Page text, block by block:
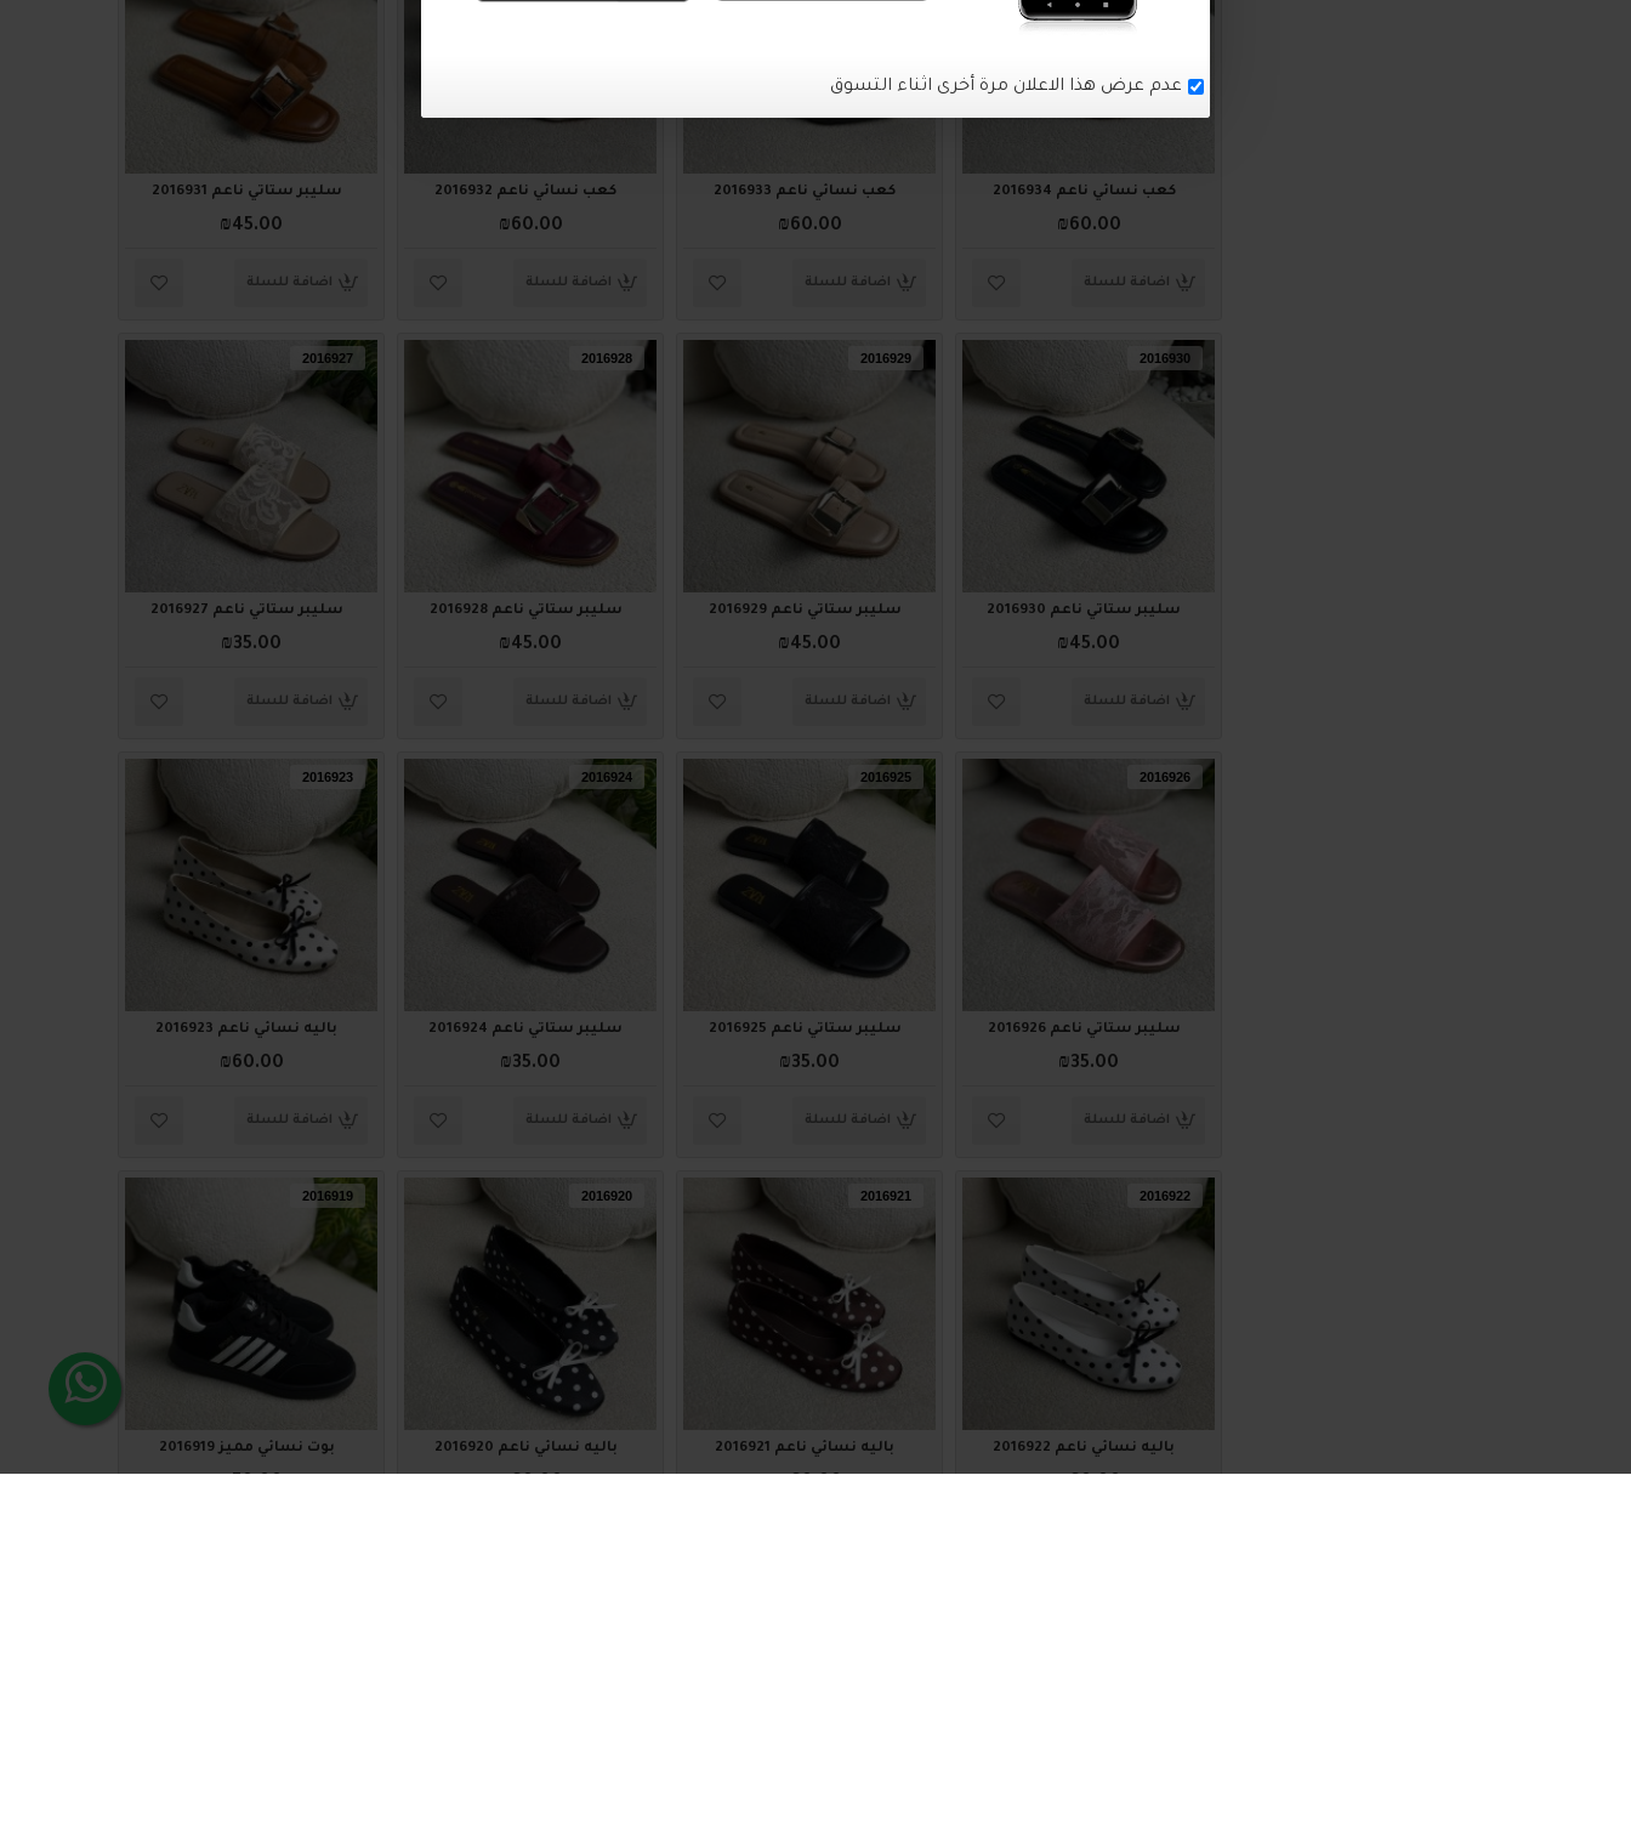
كعب نسائي ناعم 2016934
₪60.00
اضافة للسلة
كعب نسائي ناعم 2016933
₪60.00
اضافة للسلة
كعب نسائي ناعم 2016932
₪60.00
اضافة للسلة
سليبر ستاتي ناعم 2016931
₪45.00
اضافة للسلة
2016930
سليبر ستاتي ناعم 2016930
₪45.00
اضافة للسلة
2016929
سليبر ستاتي ناعم 2016929
₪45.00
اضافة للسلة
2016928
سليبر ستاتي ناعم 2016928
₪45.00
اضافة للسلة
2016927
سليبر ستاتي ناعم 2016927
₪35.00
اضافة للسلة
2016926
سليبر ستاتي ناعم 2016926
₪35.00
اضافة للسلة
2016925
سليبر ستاتي ناعم 2016925
₪35.00
اضافة للسلة
2016924
سليبر ستاتي ناعم 2016924
₪35.00
اضافة للسلة
2016923
باليه نسائي ناعم 2016923
₪60.00
اضافة للسلة
2016922
باليه نسائي ناعم 2016922
2016921
باليه نسائي ناعم 2016921
2016920
باليه نسائي ناعم 2016920
2016919
بوت نسائي مميز 2016919